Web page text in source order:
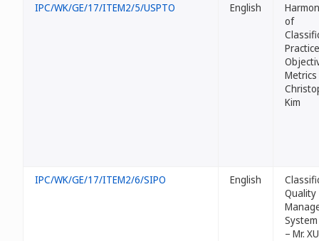
IPC/WK/GE/17/ITEM2/5/USPTO English
of
Metrics
Kim
IPC/WK/GE/17/ITEM2/6/SIPO English
Quality
– Mr.